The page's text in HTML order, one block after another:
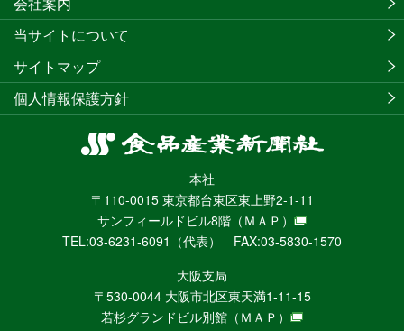
食
産
業
新
聞
社
ニ
ュ
本社
〒110-0015 東京都台東区東上野2-1-11
サンフィールドビル8階 （ＭＡＰ）
TEL:03-6231-6091（代表） FAX:03-5830-1570
大阪支局
〒530-0044 大阪市北区東天満1-11-15
若杉グランドビル別館 （ＭＡＰ）
当サイトについて
サイトマップ
個人情報保護方針